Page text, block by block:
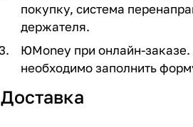
покупку, система
держателя.
ЮMoney при онлайн-
необходимо заполнить
Доставка